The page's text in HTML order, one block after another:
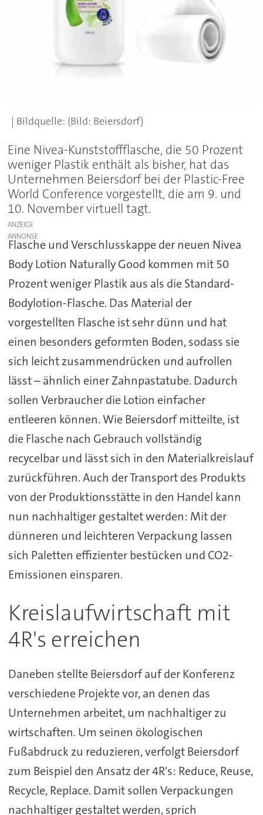
(Bild: Beiersdorf)
Eine Nivea-Kunststoffflasche, die 50 Prozent
weniger Plastik enthält als bisher, hat das
Unternehmen Beiersdorf bei der Plastic-Free
World Conference vorgestellt, die am 9. und
10. November virtuell tagt.
ANZEIGE
Flasche und Verschlusskappe der neuen Nivea
Body Lotion Naturally Good kommen mit 50
Prozent weniger Plastik aus als die Standard-
Bodylotion-Flasche. Das Material der
vorgestellten Flasche ist sehr dünn und hat
einen besonders geformten Boden, sodass sie
sich leicht zusammendrücken und aufrollen
lässt – ähnlich einer Zahnpastatube. Dadurch
sollen Verbraucher die Lotion einfacher
entleeren können. Wie Beiersdorf mitteilte, ist
die Flasche nach Gebrauch vollständig
recycelbar und lässt sich in den Materialkreislauf
zurückführen. Auch der Transport des Produkts
von der Produktionsstätte in den Handel kann
nun nachhaltiger gestaltet werden: Mit der
dünneren und leichteren Verpackung lassen
sich Paletten effizienter bestücken und CO2-
Emissionen einsparen.
Kreislaufwirtschaft mit
4R's erreichen
Daneben stellte Beiersdorf auf der Konferenz
verschiedene Projekte vor, an denen das
Unternehmen arbeitet, um nachhaltiger zu
wirtschaften. Um seinen ökologischen
Fußabdruck zu reduzieren, verfolgt Beiersdorf
zum Beispiel den Ansatz der 4R's: Reduce, Reuse,
Recycle, Replace. Damit sollen Verpackungen
nachhaltiger gestaltet werden, sprich